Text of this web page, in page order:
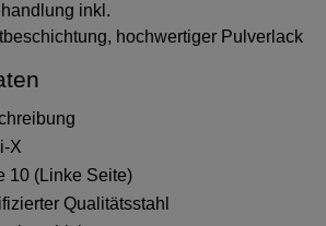
inkl.
hochwertiger Pulverlack
X
10 (Linke Seite)
Qualitätsstahl